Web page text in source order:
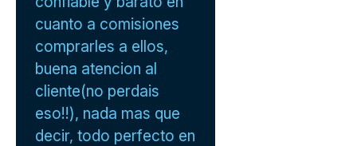
cuanto a comisiones
comprarles a ellos,
buena atencion al
cliente(no perdais
eso!!), nada mas que
decir, todo perfecto en